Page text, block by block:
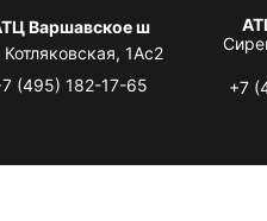
Варшавское ш
Котляковская, 1Ас2
(495) 182-17-65
+7